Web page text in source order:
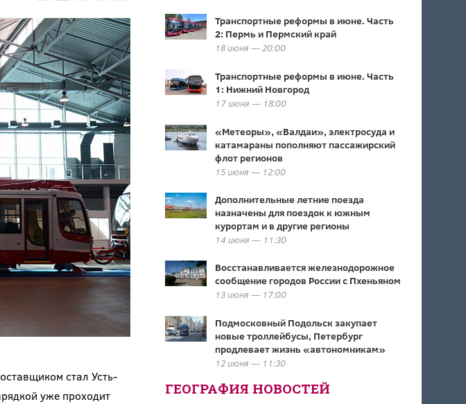
стал Усть-
уже проходит
Транспортные реформы в июне. Часть
2: Пермь и Пермский край
18 июня — 20:00
Транспортные реформы в июне. Часть
1: Нижний Новгород
17 июня — 18:00
«Метеоры», «Валдаи», электросуда и
катамараны пополняют пассажирский
флот регионов
15 июня — 12:00
Дополнительные летние поезда
назначены для поездок к южным
курортам и в другие регионы
14 июня — 11:30
Восстанавливается железнодорожное
сообщение городов России с Пхеньяном
13 июня — 17:00
Подмосковный Подольск закупает
новые троллейбусы, Петербург
продлевает жизнь «автономникам»
12 июня — 11:30
ГЕОГРАФИЯ НОВОСТЕЙ